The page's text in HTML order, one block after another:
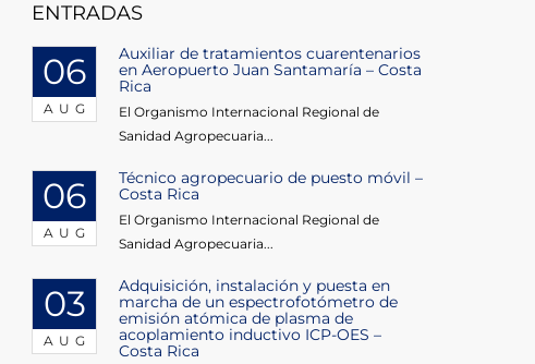
ENTRADAS
06
AUG
Auxiliar de tratamientos cuarentenarios
en Aeropuerto Juan Santamaría – Costa
Rica
El Organismo Internacional Regional de
Sanidad Agropecuaria...
06
AUG
Técnico agropecuario de puesto móvil –
Costa Rica
El Organismo Internacional Regional de
Sanidad Agropecuaria...
03
AUG
Adquisición, instalación y puesta en
marcha de un espectrofotómetro de
emisión atómica de plasma de
acoplamiento inductivo ICP-OES –
Costa Rica